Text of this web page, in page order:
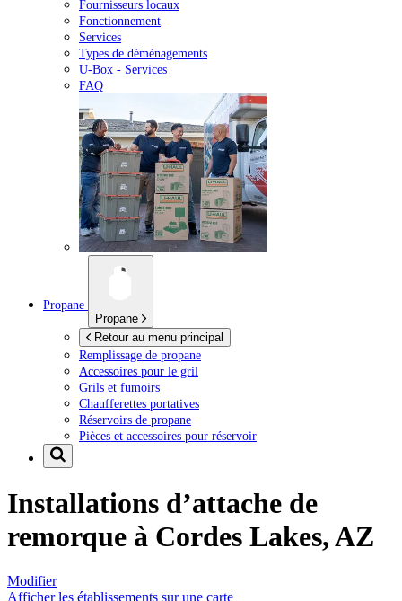
Fournisseurs locaux
Fonctionnement
Services
Types de déménagements
U-Box - Services
FAQ
Propane
Propane
Retour au menu principal
Remplissage de propane
Accessoires pour le gril
Grils et fumoirs
Chaufferettes portatives
Réservoirs de propane
Pièces et accessoires pour réservoir
Installations d’attache de
remorque à Cordes Lakes, AZ
Modifier
Afficher les établissements sur une carte